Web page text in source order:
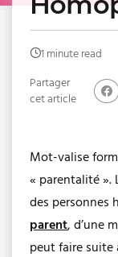
1 minute read
Partager
cet article
Mot-valise
« parentalité ».
des personnes
parent, d’une
peut faire suite